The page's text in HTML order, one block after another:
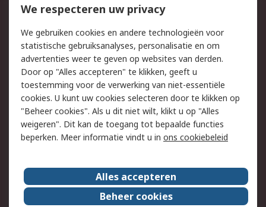
Bestellen
Inkoopoplossingen
Track & Trace
Wettelijk
Cookiebeleid
Email veiligheid
Privacybeleid
Websitevoorwaarden
Algemene
verkoopvoorwaarden
Over RS
RS Group
Over ons
We respecteren uw privacy
We gebruiken cookies en andere technologieën voor
statistische gebruiksanalyses, personalisatie en om
advertenties weer te geven op websites van derden.
Door op "Alles accepteren" te klikken, geeft u
toestemming voor de verwerking van niet-essentiële
cookies. U kunt uw cookies selecteren door te klikken op
"Beheer cookies". Als u dit niet wilt, klikt u op "Alles
weigeren". Dit kan de toegang tot bepaalde functies
beperken. Meer informatie vindt u in ons cookiebeleid
Alles accepteren
Beheer cookies